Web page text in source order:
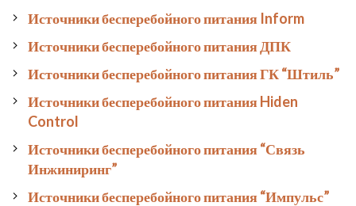
Источники бесперебойного питания Inform
Источники бесперебойного питания ДПК
Источники бесперебойного питания ГК “Штиль”
Источники бесперебойного питания Hiden
Control
Источники бесперебойного питания “Связь
Инжиниринг”
Источники бесперебойного питания “Импульс”